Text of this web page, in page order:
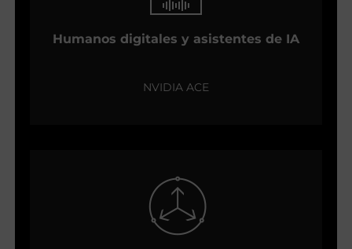
Humanos digitales y asistentes de IA
NVIDIA ACE